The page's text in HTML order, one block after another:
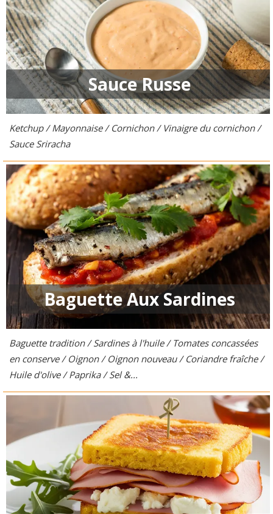
Sauce Russe
Ketchup / Mayonnaise / Cornichon / Vinaigre du cornichon /
Sauce Sriracha
Baguette Aux Sardines
Baguette tradition / Sardines à l'huile / Tomates concassées
en conserve / Oignon / Oignon nouveau / Coriandre fraîche /
Huile d'olive / Paprika / Sel &...